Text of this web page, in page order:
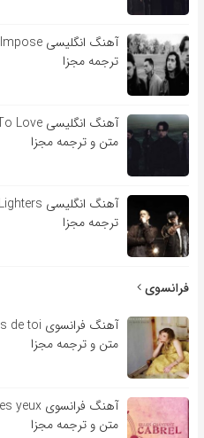
ترجمه مجزا
متن و ترجمه مجزا
ترجمه مجزا
فرانسوی
متن و ترجمه مجزا
متن و ترجمه مجزا